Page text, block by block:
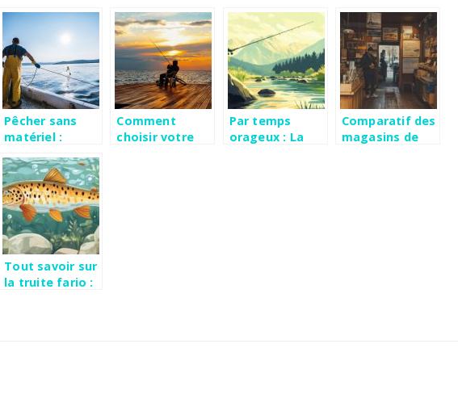
Pêcher sans
matériel :
techniques à
maitriser
Comment
choisir votre
Par temps
orageux : La
Comparatif des
magasins de
Tout savoir sur
la truite fario :